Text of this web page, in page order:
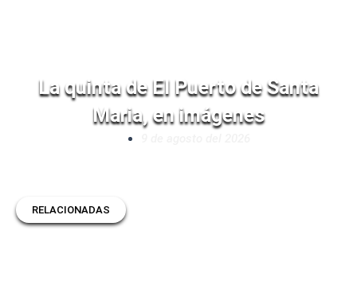
La quinta de El Puerto de Santa
Maria, en imágenes
RELACIONADAS